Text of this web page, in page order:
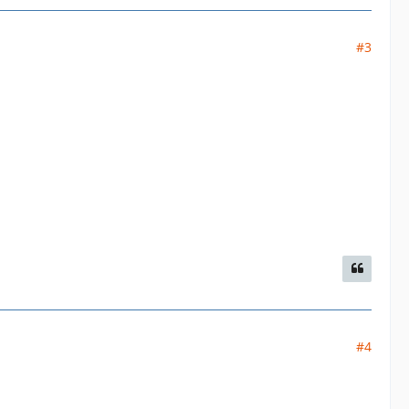
#3
#4